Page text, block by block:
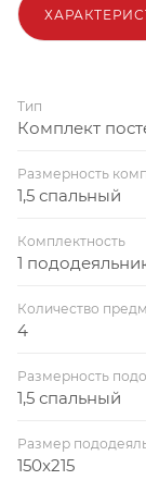
Тип
Комплект
Размерность
1,5 спальный
Комплектность
1
Количество
4
Размерность
1,5 спальный
Размер
150x215